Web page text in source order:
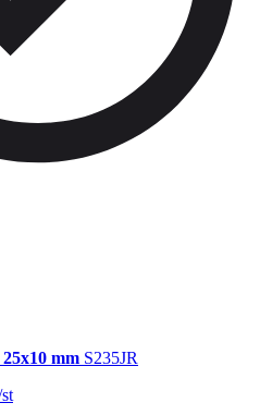
25x10 mm S235JR